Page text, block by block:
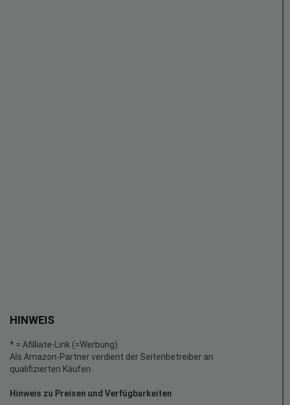
HINWEIS
* = Afilliate-Link (=Werbung)
Als Amazon-Partner verdient der Seitenbetreiber an
qualifizierten Käufen.
Hinweis zu Preisen und Verfügbarkeiten